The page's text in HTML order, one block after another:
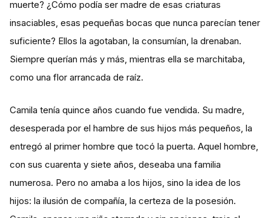
muerte? ¿Cómo podía ser madre de esas criaturas
insaciables, esas pequeñas bocas que nunca parecían tener
suficiente? Ellos la agotaban, la consumían, la drenaban.
Siempre querían más y más, mientras ella se marchitaba,
como una flor arrancada de raíz.
Camila tenía quince años cuando fue vendida. Su madre,
desesperada por el hambre de sus hijos más pequeños, la
entregó al primer hombre que tocó la puerta. Aquel hombre,
con sus cuarenta y siete años, deseaba una familia
numerosa. Pero no amaba a los hijos, sino la idea de los
hijos: la ilusión de compañía, la certeza de la posesión.